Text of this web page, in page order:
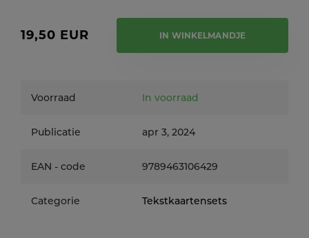
19,50 EUR IN WINKELMANDJE
Voorraad In voorraad
Publicatie apr 3, 2024
EAN - code 9789463106429
Categorie Tekstkaartensets